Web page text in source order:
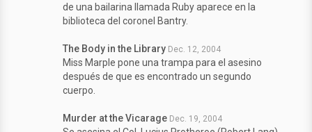
de una bailarina llamada Ruby aparece en la
biblioteca del coronel Bantry.
The Body in the Library Dec. 12, 2004
Miss Marple pone una trampa para el asesino
después de que es encontrado un segundo
cuerpo.
Murder at the Vicarage Dec. 19, 2004